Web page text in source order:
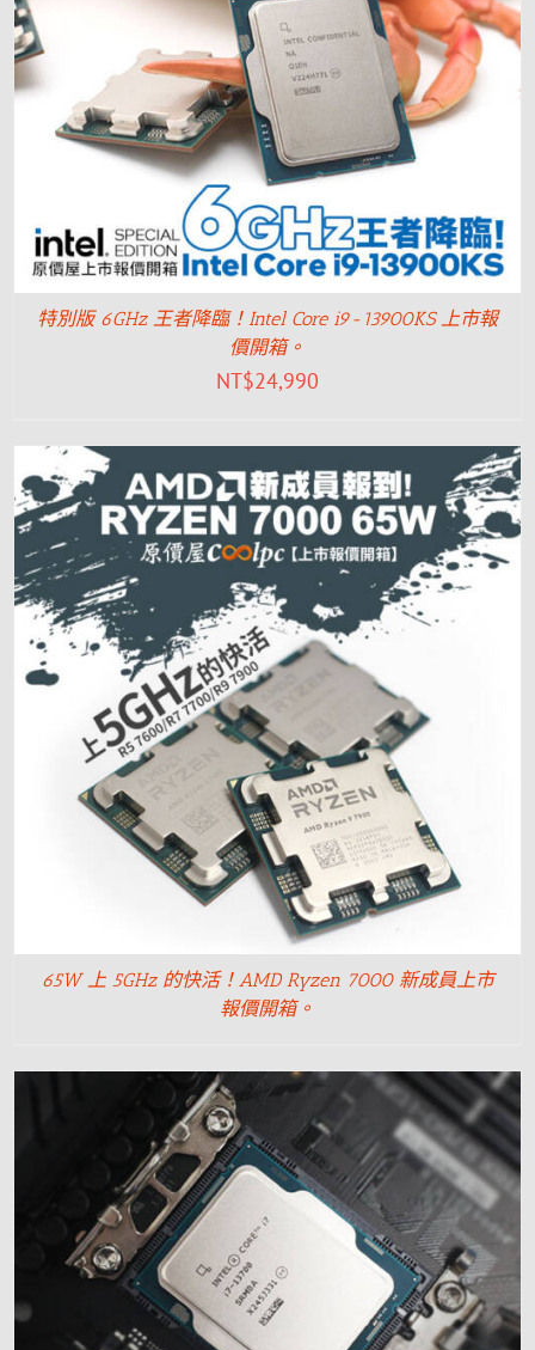
特別版 6GHz 王者降臨！Intel Core i9-13900KS 上市報
價開箱。
NT$24,990
65W 上 5GHz 的快活！AMD Ryzen 7000 新成員上市
報價開箱。